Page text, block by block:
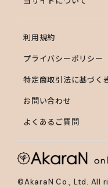
©AkaraN Co., Ltd. All
利用規約
プライバシーポリシー
特定商取引法に基づく
お問い合わせ
よくあるご質問